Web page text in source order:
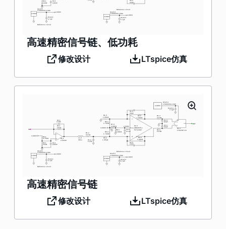
高速精密信号链、低功耗
修改设计 LTspice仿真
高速精密信号链
修改设计 LTspice仿真